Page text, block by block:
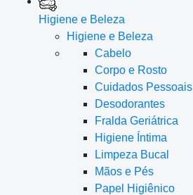
Higiene e Beleza
Higiene e Beleza
Cabelo
Corpo e Rosto
Cuidados Pessoais
Desodorantes
Fralda Geriátrica
Higiene Íntima
Limpeza Bucal
Mãos e Pés
Papel Higiênico